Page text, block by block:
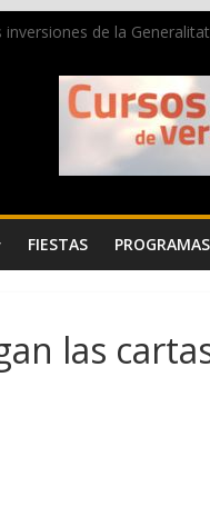
inversiones de la
reunirá durante agosto
las llaves de la
juventud a disfrutar de la
FIESTAS PROGRAMAS
las